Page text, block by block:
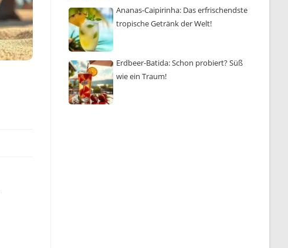
Ananas-Caipirinha: Das erfrischendste
tropische Getränk der Welt!
Erdbeer-Batida: Schon probiert? Süß
wie ein Traum!